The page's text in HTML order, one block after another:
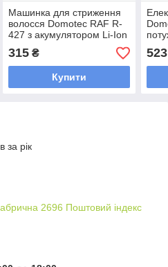
Машинка для стриження
волосся Domotec RAF R-
427 з акумулятором Li-Ion
потужністю 5 Вт і 3
насадками для
регулювання довжини
315₴
Купити
523
за рік
2696 Поштовий індекс